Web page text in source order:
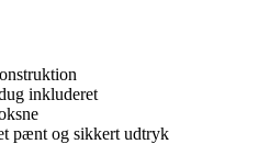
inkluderet
pænt og sikkert udtryk